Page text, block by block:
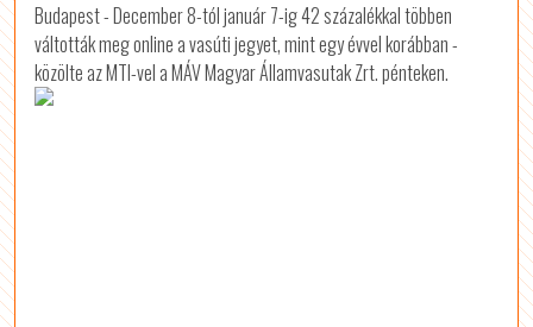
Budapest - December 8-tól január 7-ig 42 százalékkal többen
váltották meg online a vasúti jegyet, mint egy évvel korábban -
közölte az MTI-vel a MÁV Magyar Államvasutak Zrt. pénteken.